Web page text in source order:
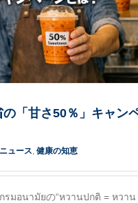
の「甘さ50％」キャン
ュース, 健康の知恵
รมอนามัยの“หวานปกติ = หวาน